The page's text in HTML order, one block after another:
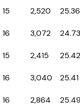
15 2,520 25.36
16 3,072 24.73
15 2,415
25.42
16 3,040
25.41
16 2,864